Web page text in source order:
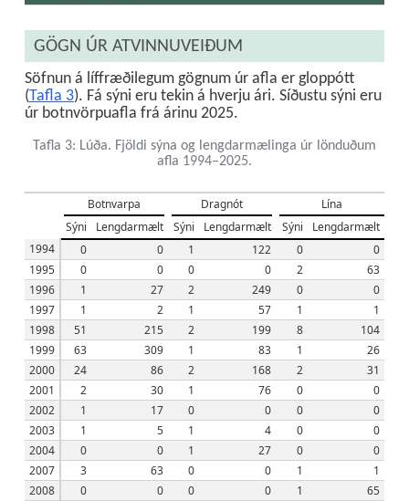
GÖGN ÚR ATVINNUVEIÐUM
Söfnun á líffræðilegum gögnum úr afla er gloppótt
(Tafla 3). Fá sýni eru tekin á hverju ári. Síðustu sýni eru
úr botnvörpuafla frá árinu 2025.
Tafla 3: Lúða. Fjöldi sýna og lengdarmælinga úr lönduðum
afla 1994–2025.
Botnvarpa Dragnót
Lína
Sýni
Lengdarmælt Sýni Lengdarmælt Sýni
Lengdarmælt
1994
0 0 1 122 0
0
1995
0 0 0 0 2
63
1996
1 27 2 249 0
0
1997
1 2 1 57 1
1
1998
51 215 2 199 8
104
1999
63 309 1 83 1
26
2000
24 86 2 168 2
31
2001
2 30 1 76 0
0
2002
1 17 0 0 0
0
2003
1 5 1 4 0
0
2004
0 0 1 27 0
0
2007
3 63 0 0 1
1
2008
0 0 0 0 1
65